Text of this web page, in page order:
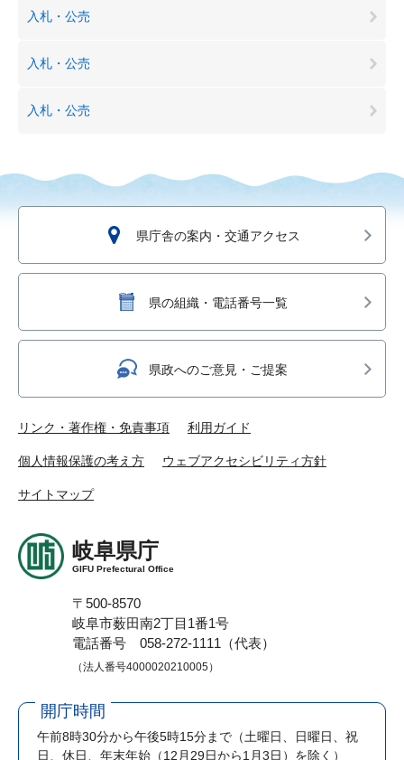
入札・公売
入札・公売
入札・公売
県庁舎の案内・交通アクセス
県の組織・電話番号一覧
県政へのご意見・ご提案
リンク・著作権・免責事項 利用ガイド
個人情報保護の考え方 ウェブアクセシビリティ方針
サイトマップ
岐阜県庁
GIFU Prefectural Office
〒500-8570
岐阜市薮田南2丁目1番1号
電話番号 058-272-1111（代表）
（法人番号4000020210005）
開庁時間
午前8時30分から午後5時15分まで （土曜日、日曜日、祝
日、休日、年末年始（12月29日から1月3日）を除く）